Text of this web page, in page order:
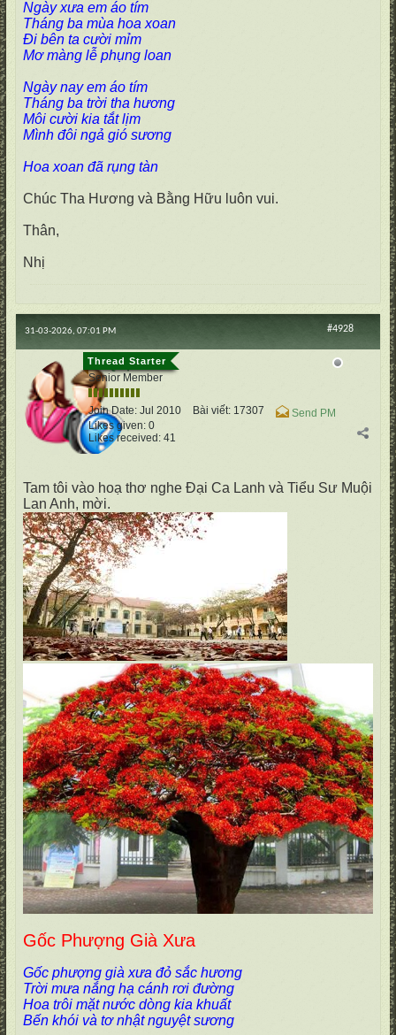
Ngày xưa em áo tím
Tháng ba mùa hoa xoan
Đi bên ta cười mỉm
Mơ màng lễ phụng loan
Ngày nay em áo tím
Tháng ba trời tha hương
Môi cười kia tắt lịm
Mình đôi ngả gió sương
Hoa xoan đã rụng tàn
Chúc Tha Hương và Bằng Hữu luôn vui.
Thân,
Nhị
#4928
31-03-2026, 07:01 PM
cố Quận
Senior Member
Join Date: Jul 2010 Bài viết: 17307
Send PM
Likes given: 0
Likes received: 41
Tam tôi vào hoạ thơ nghe Đại Ca Lanh và Tiểu Sư Muội
Lan Anh, mời.
Gốc Phượng Già Xưa
Gốc phượng già xưa đỏ sắc hương
Trời mưa nắng hạ cánh rơi đường
Hoa trôi mặt nước dòng kia khuất
Bến khói và tơ nhật nguyệt sương